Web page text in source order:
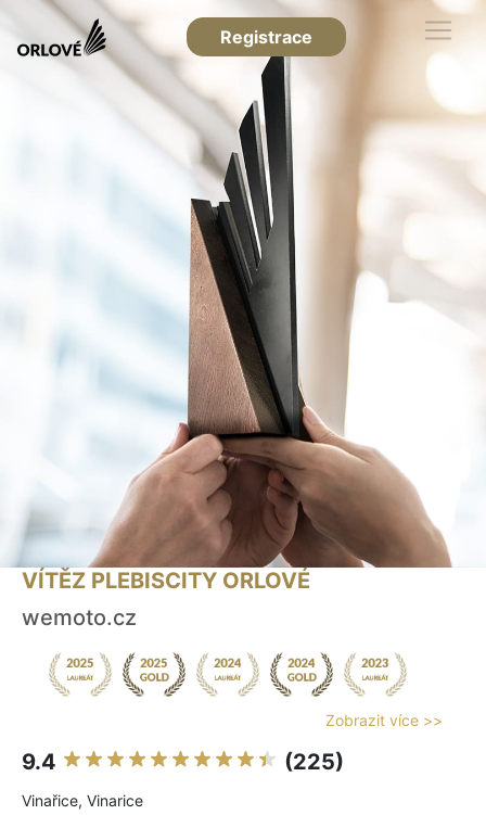
Registrace
VÍTĚZ PLEBISCITY ORLOVÉ
wemoto.cz
Zobrazit více >>
9.4 (225)
Vinařice, Vinarice